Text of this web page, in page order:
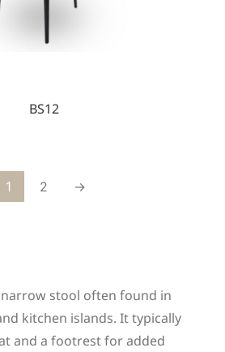
BS12
1 2 →
stool often found in
kitchen islands. It typically
and a footrest for added